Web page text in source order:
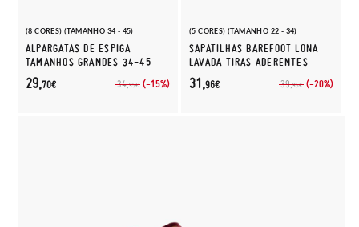
(8 CORES) (TAMANHO 34 - 45)
ALPARGATAS DE ESPIGA
TAMANHOS GRANDES 34-45
34,95€ (-15%)
29,70€
(5 CORES) (TAMANHO 22 - 34)
SAPATILHAS BAREFOOT LONA
LAVADA TIRAS ADERENTES
39,95€ (-20%)
31,96€